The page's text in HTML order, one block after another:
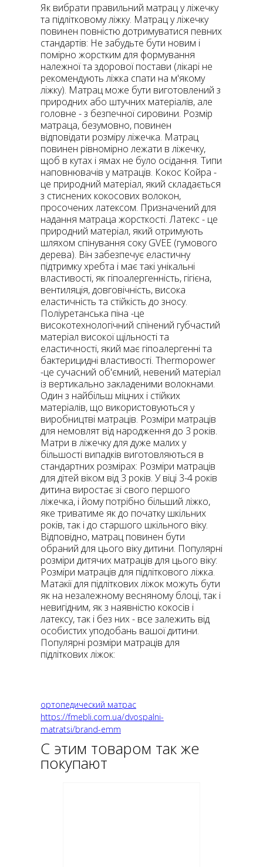
Як вибрати правильний матрац у ліжечку
та підлітковому ліжку. Матрац у ліжечку
повинен повністю дотримуватися певних
стандартів: Не забудьте бути новим і
помірно жорстким для формування
належної та здорової постави (лікарі не
рекомендують ліжка спати на м'якому
ліжку). Матрац може бути виготовлений з
природних або штучних матеріалів, але
головне - з безпечної сировини. Розмір
матраца, безумовно, повинен
відповідати розміру ліжечка. Матрац
повинен рівномірно лежати в ліжечку,
щоб в кутах і ямах не було осідання. Типи
наповнювачів у матраців. Кокос Койра -
це природний матеріал, який складається
з стиснених кокосових волокон,
просочених латексом. Призначений для
надання матраца жорсткості. Латекс - це
природний матеріал, який отримують
шляхом спінування соку GVEE (гумового
дерева). Він забезпечує еластичну
підтримку хребта і має такі унікальні
властивості, як гіпоалергенність, гігієна,
вентиляція, довговічність, висока
еластичність та стійкість до зносу.
Поліуретанська піна -це
високотехнологічний спінений губчастий
матеріал високої щільності та
еластичності, який має гіпоалергенні та
бактерицидні властивості. Thermopower
-це сучасний об'ємний, невений матеріал
із вертикально закладеними волокнами.
Один з найбільш міцних і стійких
матеріалів, що використовуються у
виробництві матраців. Розміри матраців
для немовлят від народження до 3 років.
Матри в ліжечку для дуже малих у
більшості випадків виготовляються в
стандартних розмірах: Розміри матраців
для дітей віком від 3 років. У віці 3-4 років
дитина виростає зі свого першого
ліжечка, і йому потрібно більший ліжко,
яке триватиме як до початку шкільних
років, так і до старшого шкільного віку.
Відповідно, матрац повинен бути
обраний для цього віку дитини. Популярні
розміри дитячих матраців для цього віку:
Розміри матраців для підліткового ліжка.
Матакії для підліткових ліжок можуть бути
як на незалежному весняному блоці, так і
невигідним, як з наявністю кокосів і
латексу, так і без них - все залежить від
особистих уподобань вашої дитини.
Популярні розміри матраців для
підліткових ліжок:
ортопедический матрас
https://fmebli.com.ua/dvospalni-
matratsi/brand-emm
С этим товаром так же
покупают